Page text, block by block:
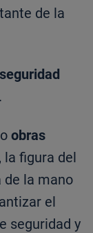
de la
.
obras
, la figura del
de la mano
el
seguridad y